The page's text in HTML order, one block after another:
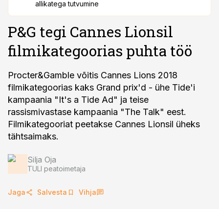
allikatega tutvumine
P&G tegi Cannes Lionsil
filmikategoorias puhta töö
Procter&Gamble võitis Cannes Lions 2018
filmikategoorias kaks Grand prix'd - ühe Tide'i
kampaania "It's a Tide Ad" ja teise
rassismivastase kampaania "The Talk" eest.
Filmikategooriat peetakse Cannes Lionsil üheks
tähtsaimaks.
Silja Oja
TULI peatoimetaja
Jaga Salvesta Vihja